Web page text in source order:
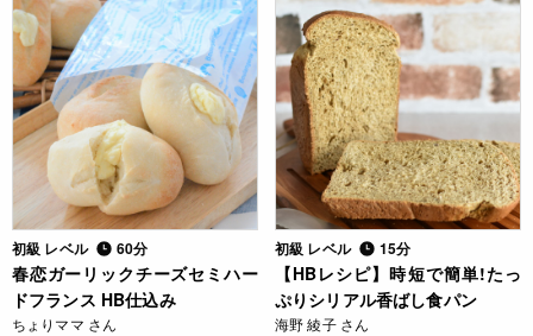
初級 レベル 60分
春恋ガーリックチーズセミハー
ドフランス HB仕込み
ちょりママ さん
初級 レベル 15分
【HBレシピ】時短で簡単!たっ
ぷりシリアル香ばし食パン
海野 綾子 さん